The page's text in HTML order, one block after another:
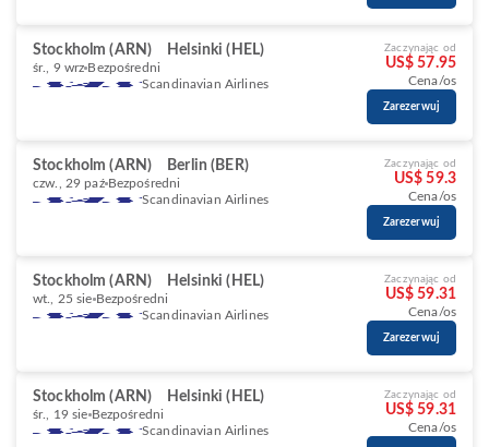
Stockholm (ARN) Helsinki (HEL)
śr., 9 wrz Bezpośredni
Scandinavian Airlines
Zaczynając od
US$ 57.95
Cena/os
Zarezerwuj
Stockholm (ARN) Berlin (BER)
czw., 29 paź Bezpośredni
Scandinavian Airlines
Zaczynając od
US$ 59.3
Cena/os
Zarezerwuj
Stockholm (ARN) Helsinki (HEL)
wt., 25 sie Bezpośredni
Scandinavian Airlines
Zaczynając od
US$ 59.31
Cena/os
Zarezerwuj
Stockholm (ARN) Helsinki (HEL)
śr., 19 sie Bezpośredni
Scandinavian Airlines
Zaczynając od
US$ 59.31
Cena/os